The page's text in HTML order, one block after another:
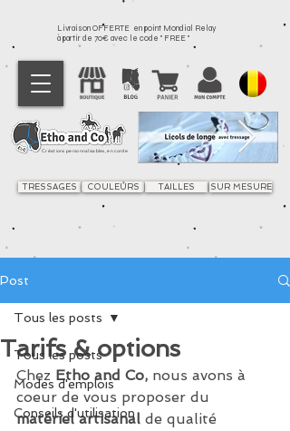
Livraison OFFERTE en point Mondial Relay
à partir de 70€ avec le code " FREE "
Créations personnalisables, en corde
TRESSAGES COULEURS TAILLES SUR MESURE
Post
Tous les posts
Modes d'emplois
Conseils d'utilisation
Tous les posts
Tarifs & options
Chez Etho and Co, nous avons à
coeur de vous proposer du
matériel artisanal de qualité